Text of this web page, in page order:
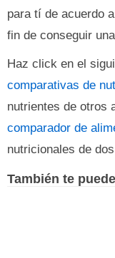
para tí de acuerdo
fin de conseguir
Haz click en el
comparativas de
nutrientes de otros
comparador de
nutricionales de
También te